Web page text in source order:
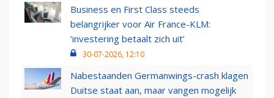
Business en First Class steeds
belangrijker voor Air France-KLM:
‘investering betaalt zich uit’
30-07-2026, 12:10
Nabestaanden Germanwings-crash klagen
Duitse staat aan, maar vangen mogelijk